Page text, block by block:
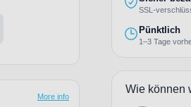
More info
SSL-
Pünktlich
1–3 Tage
Wie können